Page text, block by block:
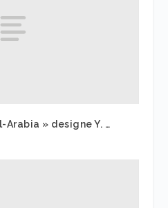
Arabia » designe Y. …